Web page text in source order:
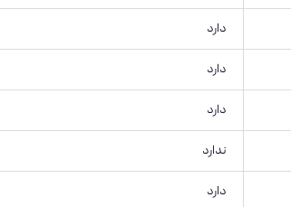
دارد
دارد
دارد
ندارد
دارد